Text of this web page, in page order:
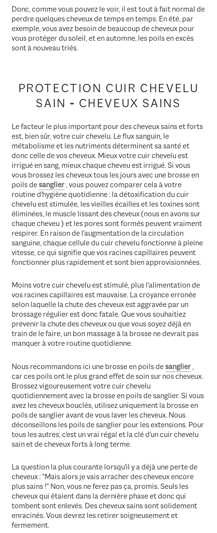
Donc, comme vous pouvez le voir, il est tout à fait normal de
perdre quelques cheveux de temps en temps. En été, par
exemple, vous avez besoin de beaucoup de cheveux pour
vous protéger du soleil, et en automne, les poils en excès
sont à nouveau triés.
PROTECTION CUIR CHEVELU
SAIN - CHEVEUX SAINS
Le facteur le plus important pour des cheveux sains et forts
est, bien sûr, votre cuir chevelu. Le flux sanguin, le
métabolisme et les nutriments déterminent sa santé et
donc celle de vos cheveux. Mieux votre cuir chevelu est
irrigué en sang, mieux chaque cheveu est irrigué. Si vous
vous brossez les cheveux tous les jours avec une brosse en
poils desanglier, vous pouvez comparer cela à votre
routine d'hygiène quotidienne : la détoxification du cuir
chevelu est stimulée, les vieilles écailles et les toxines sont
éliminées, le muscle lissant des cheveux (nous en avons sur
chaque cheveu ) et les pores sont formés peuvent vraiment
respirer. En raison de l'augmentation de la circulation
sanguine, chaque cellule du cuir chevelu fonctionne à pleine
vitesse, ce qui signifie que vos racines capillaires peuvent
fonctionner plus rapidement et sont bien approvisionnées.
Moins votre cuir chevelu est stimulé, plus l'alimentation de
vos racines capillaires est mauvaise. La croyance erronée
selon laquelle la chute des cheveux est aggravée par un
brossage régulier est donc fatale. Que vous souhaitiez
prévenir la chute des cheveux ou que vous soyez déjà en
train de le faire, un bon massage à la brosse ne devrait pas
manquer à votre routine quotidienne.
Nous recommandons ici une brosse en poils desanglier,
car ces poils ont le plus grand effet de soin sur nos cheveux.
Brossez vigoureusement votre cuir chevelu
quotidiennement avec la brosse en poils de sanglier. Si vous
avez les cheveux bouclés, utilisez uniquement la brosse en
poils de sanglier avant de vous laver les cheveux. Nous
déconseillons les poils de sanglier pour les extensions. Pour
tous les autres, c'est un vrai régal et la clé d'un cuir chevelu
sain et de cheveux forts à long terme.
La question la plus courante lorsqu'il y a déjà une perte de
cheveux : "Mais alors je vais arracher des cheveux encore
plus sains !" Non, vous ne ferez pas ça, promis. Seuls les
cheveux qui étaient dans la dernière phase et donc qui
tombent sont enlevés. Des cheveux sains sont solidement
enracinés. Vous devrez les retirer soigneusement et
fermement.